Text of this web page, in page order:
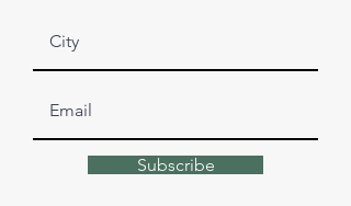
Subscribe